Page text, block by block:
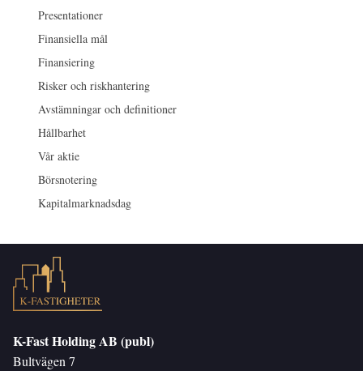
Presentationer
Finansiella mål
Finansiering
Risker och riskhantering
Avstämningar och definitioner
Hållbarhet
Vår aktie
Börsnotering
Kapitalmarknadsdag
K-Fast Holding AB (publ)
Bultvägen 7